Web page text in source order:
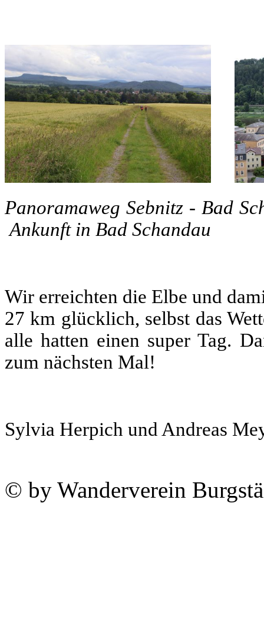
Panoramaweg
Ankunft in Bad Schandau
Wir erreichten die Elbe und
27 km glücklich, selbst das
alle hatten einen super Tag.
zum nächsten Mal!
Sylvia Herpich und Andreas
© by Wanderverein